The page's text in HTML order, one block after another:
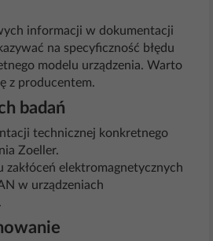
informacji w dokumentacji
na specyficzność błędu
modelu urządzenia. Warto
z producentem.
badań
technicznej konkretnego
Zoeller.
zakłóceń elektromagnetycznych
w urządzeniach